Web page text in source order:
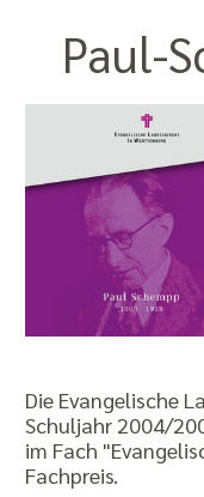
Paul-
Die Evangelische
Schuljahr 2004/
im Fach
Fachpreis.